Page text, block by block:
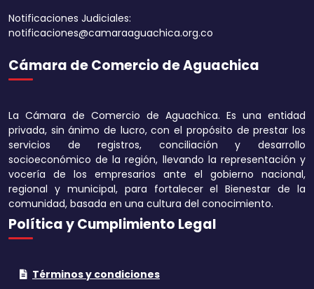
Notificaciones Judiciales:
notificaciones@camaraaguachica.org.co
Cámara de Comercio de Aguachica
La Cámara de Comercio de Aguachica. Es una entidad
privada, sin ánimo de lucro, con el propósito de prestar los
servicios de registros, conciliación y desarrollo
socioeconómico de la región, llevando la representación y
vocería de los empresarios ante el gobierno nacional,
regional y municipal, para fortalecer el Bienestar de la
comunidad, basada en una cultura del conocimiento.
Política y Cumplimiento Legal
Términos y condiciones
Aumentar
Aumentar el
texto
Disminuir el
texto
Aumentar la